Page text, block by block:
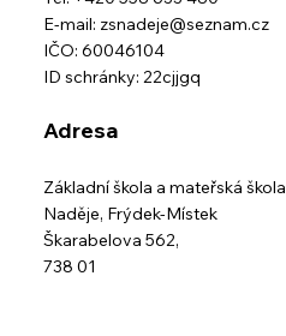
E-mail: zsnadeje@seznam.cz
IČO: 60046104
ID schránky: 22cjjgq
Adresa
Základní škola a mateřská škola
Naděje, Frýdek-Místek
Škarabelova 562,
738 01